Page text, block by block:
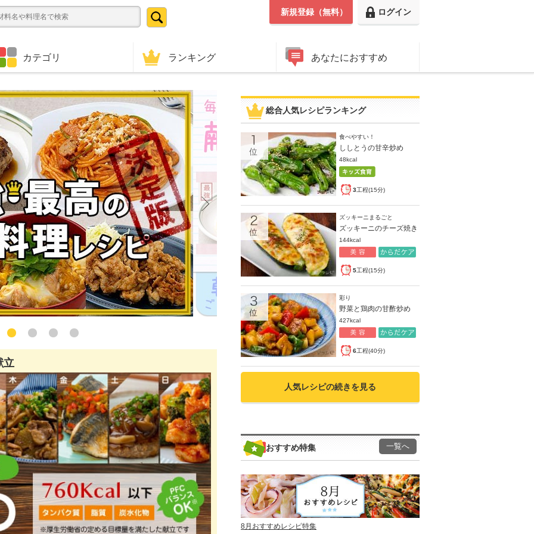
ログイン
新規登録（無料）
カテゴリ ランキング あなたにおすすめ
立
総合人気レシピランキング
食べやすい！
ししとうの甘辛炒め
48kcal
3工程(15分)
ズッキーニまるごと
ズッキーニのチーズ焼き
144kcal
5工程(15分)
彩り
野菜と鶏肉の甘酢炒め
427kcal
6工程(40分)
人気レシピの続きを見る
おすすめ特集 一覧へ
8月おすすめレシピ特集